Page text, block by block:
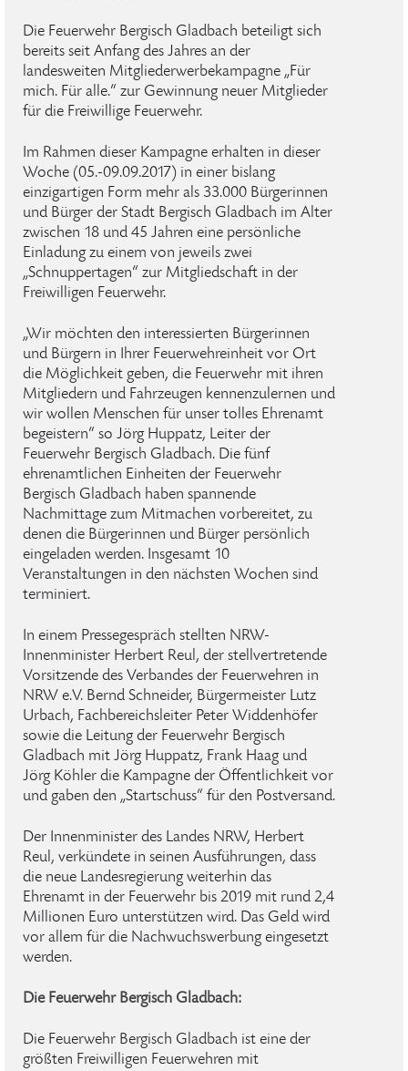
Die Feuerwehr Bergisch Gladbach beteiligt sich
bereits seit Anfang des Jahres an der
landesweiten Mitgliederwerbekampagne „Für
mich. Für alle.“ zur Gewinnung neuer Mitglieder
für die Freiwillige Feuerwehr.
Im Rahmen dieser Kampagne erhalten in dieser
Woche (05.-09.09.2017) in einer bislang
einzigartigen Form mehr als 33.000 Bürgerinnen
und Bürger der Stadt Bergisch Gladbach im Alter
zwischen 18 und 45 Jahren eine persönliche
Einladung zu einem von jeweils zwei
„Schnuppertagen“ zur Mitgliedschaft in der
Freiwilligen Feuerwehr.
„Wir möchten den interessierten Bürgerinnen
und Bürgern in Ihrer Feuerwehreinheit vor Ort
die Möglichkeit geben, die Feuerwehr mit ihren
Mitgliedern und Fahrzeugen kennenzulernen und
wir wollen Menschen für unser tolles Ehrenamt
begeistern“ so Jörg Huppatz, Leiter der
Feuerwehr Bergisch Gladbach. Die fünf
ehrenamtlichen Einheiten der Feuerwehr
Bergisch Gladbach haben spannende
Nachmittage zum Mitmachen vorbereitet, zu
denen die Bürgerinnen und Bürger persönlich
eingeladen werden. Insgesamt 10
Veranstaltungen in den nächsten Wochen sind
terminiert.
In einem Pressegespräch stellten NRW-
Innenminister Herbert Reul, der stellvertretende
Vorsitzende des Verbandes der Feuerwehren in
NRW e.V. Bernd Schneider, Bürgermeister Lutz
Urbach, Fachbereichsleiter Peter Widdenhöfer
sowie die Leitung der Feuerwehr Bergisch
Gladbach mit Jörg Huppatz, Frank Haag und
Jörg Köhler die Kampagne der Öffentlichkeit vor
und gaben den „Startschuss“ für den Postversand.
Der Innenminister des Landes NRW, Herbert
Reul, verkündete in seinen Ausführungen, dass
die neue Landesregierung weiterhin das
Ehrenamt in der Feuerwehr bis 2019 mit rund 2,4
Millionen Euro unterstützen wird. Das Geld wird
vor allem für die Nachwuchswerbung eingesetzt
werden.
Die Feuerwehr Bergisch Gladbach:
Die Feuerwehr Bergisch Gladbach ist eine der
größten Freiwilligen Feuerwehren mit